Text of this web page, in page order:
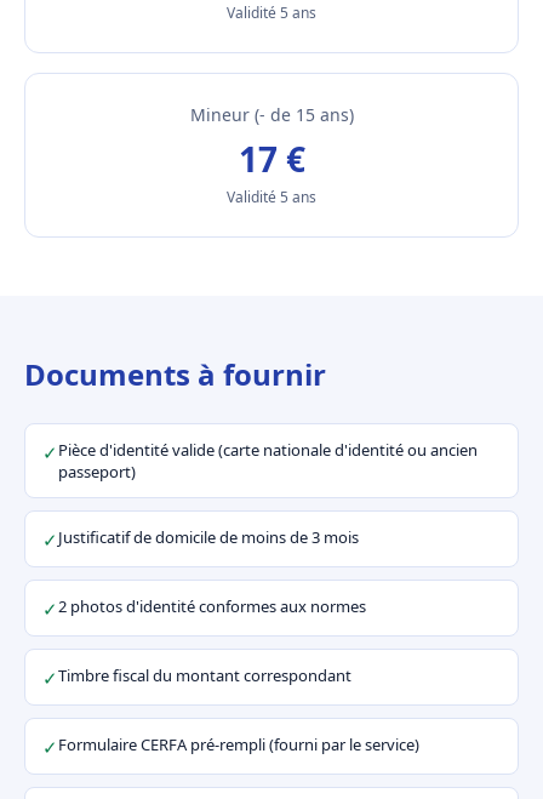
Validité 5 ans
Mineur (- de 15 ans)
17 €
Validité 5 ans
Documents à fournir
✓ Pièce d'identité valide (carte nationale d'identité ou ancien
passeport)
✓Justificatif de domicile de moins de 3 mois
✓2 photos d'identité conformes aux normes
✓Timbre fiscal du montant correspondant
✓ Formulaire CERFA pré-rempli (fourni par le service)